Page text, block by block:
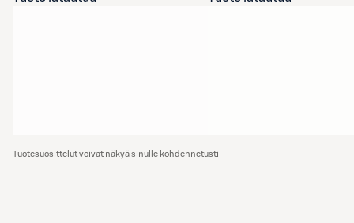
Tuotesuosittelut voivat näkyä sinulle kohdennetusti